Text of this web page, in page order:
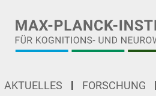
AKTUELLES FORSCHUNG